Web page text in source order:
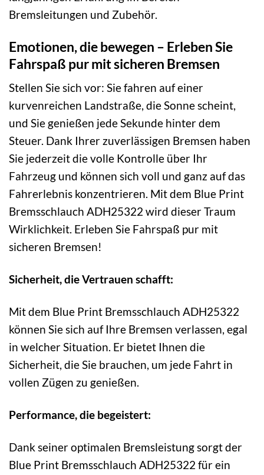
Bremsleitungen und Zubehör.
Emotionen, die bewegen – Erleben Sie
Fahrspaß pur mit sicheren Bremsen
Stellen Sie sich vor: Sie fahren auf einer
kurvenreichen Landstraße, die Sonne scheint,
und Sie genießen jede Sekunde hinter dem
Steuer. Dank Ihrer zuverlässigen Bremsen haben
Sie jederzeit die volle Kontrolle über Ihr
Fahrzeug und können sich voll und ganz auf das
Fahrerlebnis konzentrieren. Mit dem Blue Print
Bremsschlauch ADH25322 wird dieser Traum
Wirklichkeit. Erleben Sie Fahrspaß pur mit
sicheren Bremsen!
Sicherheit, die Vertrauen schafft:
Mit dem Blue Print Bremsschlauch ADH25322
können Sie sich auf Ihre Bremsen verlassen, egal
in welcher Situation. Er bietet Ihnen die
Sicherheit, die Sie brauchen, um jede Fahrt in
vollen Zügen zu genießen.
Performance, die begeistert:
Dank seiner optimalen Bremsleistung sorgt der
Blue Print Bremsschlauch ADH25322 für ein